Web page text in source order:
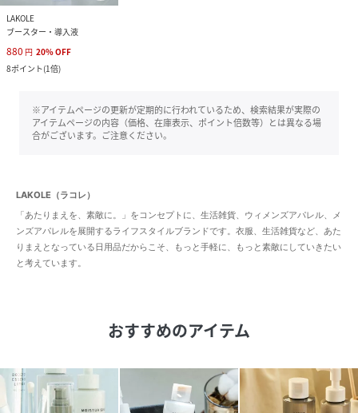
LAKOLE
ブースター・導入液
880 円 20%OFF
8ポイント(1倍)
※アイテムページの更新が定期的に行われているため、検索結果が実際の
アイテムページの内容（価格、在庫表示、ポイント倍数等）とは異なる場
合がございます。ご注意ください。
LAKOLE（ラコレ）
「あたりまえを、素敵に。」をコンセプトに、生活雑貨、ウィメンズアパレル、メ
ンズアパレルを展開するライフスタイルブランドです。衣服、生活雑貨など、あた
りまえとなっている日用品だからこそ、もっと手軽に、もっと素敵にしていきたい
と考えています。
おすすめのアイテム